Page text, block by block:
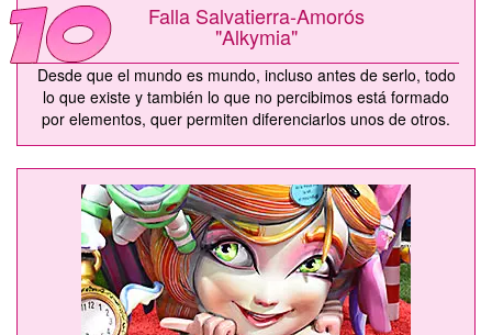
Falla Salvatierra-Amorós
"Alkymia"
Desde que el mundo es mundo, incluso antes de serlo, todo
lo que existe y también lo que no percibimos está formado
por elementos, quer permiten diferenciarlos unos de otros.